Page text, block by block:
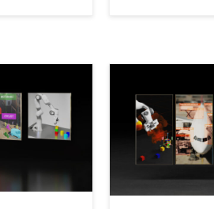
より、最先端 AI の利用を加速
新機能を備えた